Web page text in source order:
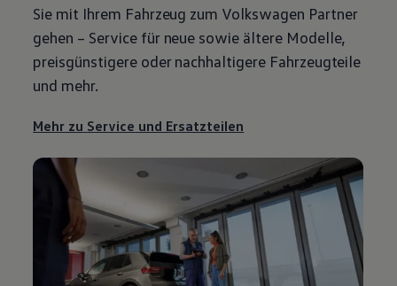
Sie mit Ihrem Fahrzeug zum Volkswagen Partner
gehen – Servicefür neue sowie ältere Modelle,
preisgünstigere oder nachhaltigere Fahrzeugteile
und mehr.
Mehr zu Service und Ersatzteilen